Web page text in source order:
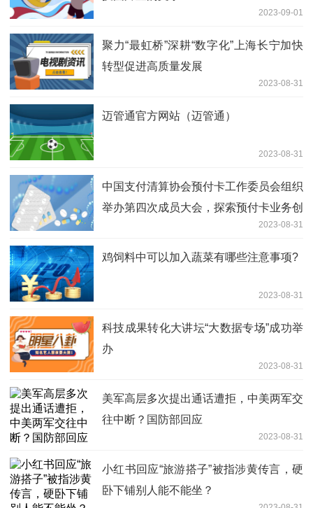
2023-09-01
聚力“最虹桥”深耕“数字化”上海长宁加快
转型促进高质量发展
2023-08-31
迈管通官方网站（迈管通）
2023-08-31
中国支付清算协会预付卡工作委员会组织
举办第四次成员大会，探索预付卡业务创
2023-08-31
鸡饲料中可以加入蔬菜有哪些注意事项?
2023-08-31
科技成果转化大讲坛“大数据专场”成功举
办
2023-08-31
美军高层多次提出通话遭拒，中美两军交
往中断？国防部回应
2023-08-31
小红书回应“旅游搭子”被指涉黄传言，硬
卧下铺别人能不能坐？